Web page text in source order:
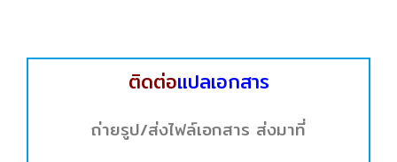
ติดต่อแปลเอกสาร
ถ่ายรูป/ส่งไฟล์เอกสาร ส่งมาที่